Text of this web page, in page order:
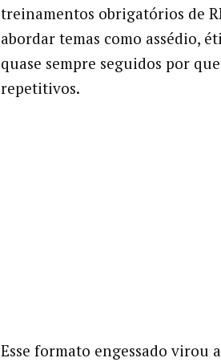
treinamentos obrigatórios de
abordar temas como assédio,
quase sempre seguidos por
repetitivos.
Esse formato engessado virou